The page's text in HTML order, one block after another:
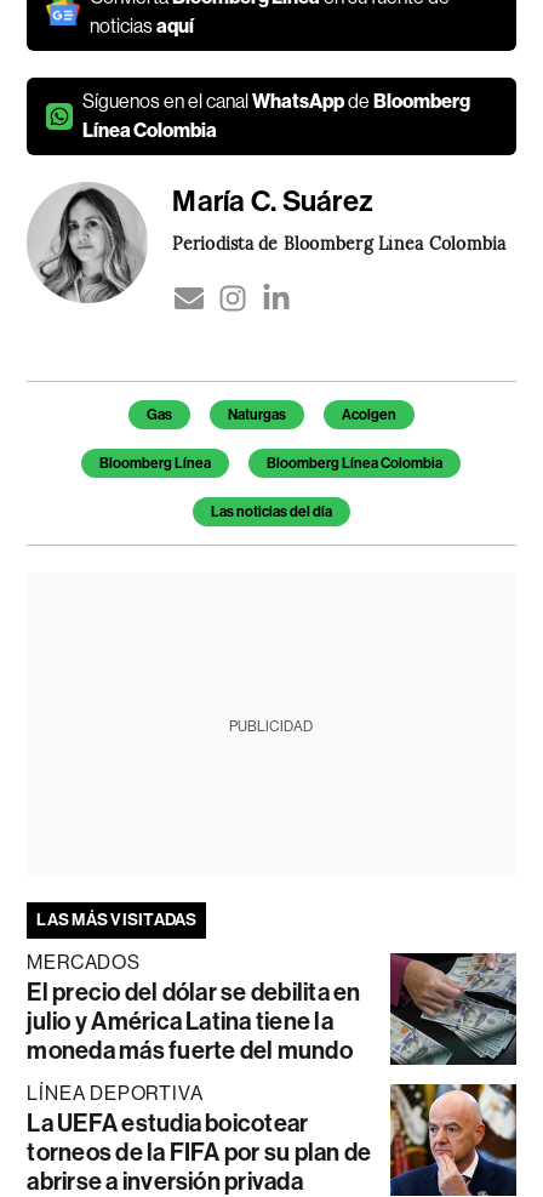
noticiasaquí
Síguenos en el canalWhatsAppdeBloomberg
Línea Colombia
María C. Suárez
Periodista de Bloomberg Línea Colombia
Temas de este artículo
Gas Naturgas Acolgen
Bloomberg Línea Bloomberg Línea Colombia
Las noticias del día
PUBLICIDAD
LAS MÁS VISITADAS
MERCADOS
El precio del dólar se debilita en
julio y América Latina tiene la
moneda más fuerte del mundo
LÍNEA DEPORTIVA
La UEFA estudia boicotear
torneos de la FIFA por su plan de
abrirse a inversión privada